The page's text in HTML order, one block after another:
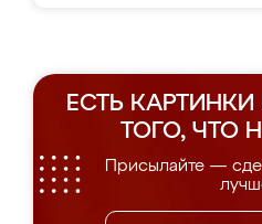
ЕСТЬ
ТОГО, ЧТО
Присылайте —